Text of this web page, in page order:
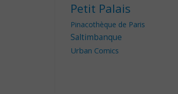
Petit Palais
Pinacothèque de Paris
Saltimbanque
Urban Comics